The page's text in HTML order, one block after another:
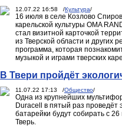
12.07.22 16:58 /Культура/
16 июля в селе Козлово
карельской культуры OMA
стал визитной карточкой
из Тверской области и других
программа, которая
музыкой и играми тверских
В Твери пройдёт
11.07.22 17:13 /Общество/
Одна из крупнейших
Duracell в пятый раз проведёт
батарейки будут собирать с
Тверь.